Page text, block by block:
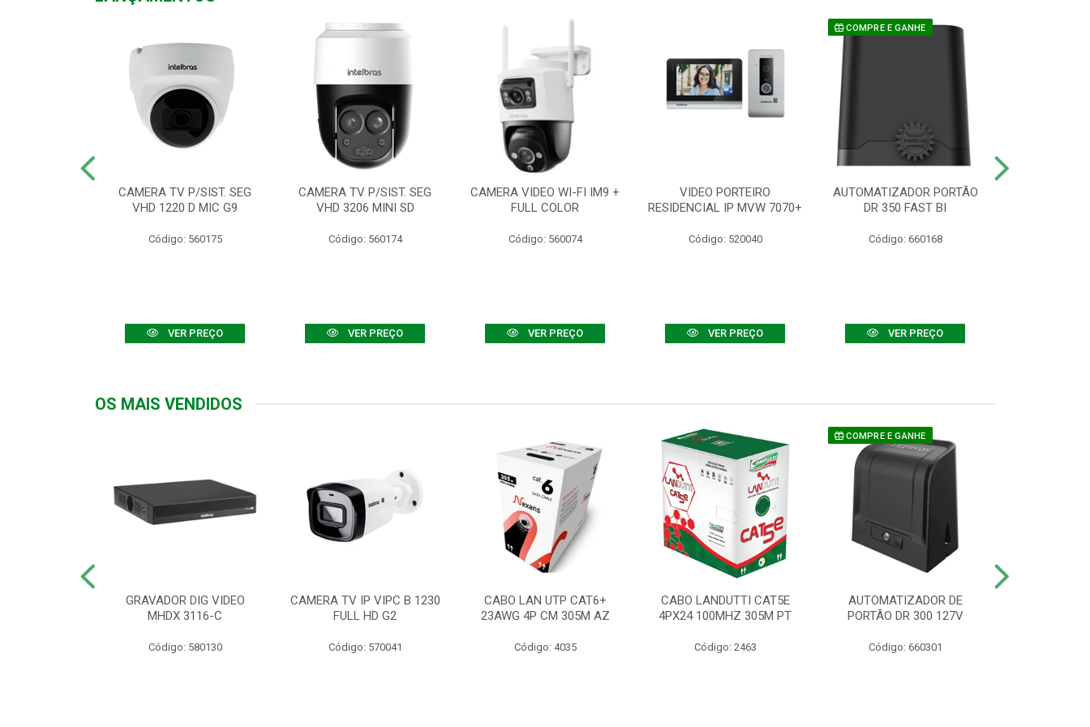
CAMERA TV P/SIST. SEG
VHD 1220 D MIC G9
Código: 560175
VER PREÇO
CAMERA TV P/SIST. SEG
VHD 3206 MINI SD
Código: 560174
VER PREÇO
CAMERA VIDEO WI-FI IM9 +
FULL COLOR
Código: 560074
VER PREÇO
VIDEO PORTEIRO
RESIDENCIAL IP MVW 7070+
Código: 520040
VER PREÇO
COMPRE E GANHE
AUTOMATIZADOR PORTÃO
DR 350 FAST BI
Código: 660168
VER PREÇO
OS MAIS VENDIDOS
GRAVADOR DIG VIDEO
MHDX 3116-C
Código: 580130
CAMERA TV IP VIPC B 1230
FULL HD G2
Código: 570041
CABO LAN UTP CAT6+
23AWG 4P CM 305M AZ
Código: 4035
CABO LANDUTTI CAT5E
4PX24 100MHZ 305M PT
Código: 2463
COMPRE E GANHE
AUTOMATIZADOR DE
PORTÃO DR 300 127V
Código: 660301